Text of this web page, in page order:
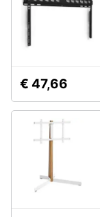
€ 47,66